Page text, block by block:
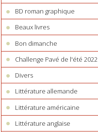
BD roman graphique
Beaux livres
Bon dimanche
Challenge Pavé de l'été 2022
Divers
Littérature allemande
Littérature américaine
Littérature anglaise